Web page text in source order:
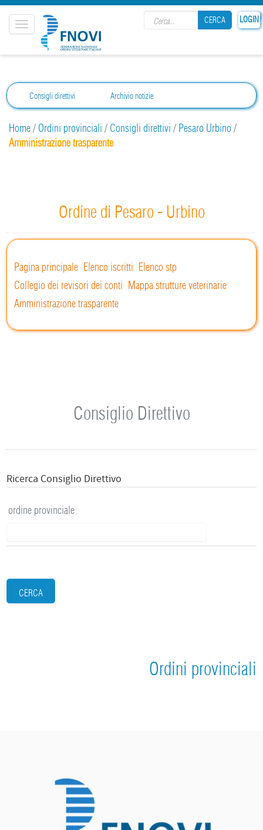
LOGIN
CERCA
CERCA
Toggle
navigation
Consigli direttivi Archivio notizie
Home/ Ordini provinciali / Consigli direttivi / Pesaro Urbino/
Amministrazione trasparente
Ordine di Pesaro - Urbino
Pagina principale Elenco iscritti Elenco stp
Collegio dei revisori dei conti Mappa strutture veterinarie
Amministrazione trasparente
Consiglio Direttivo
Ricerca Consiglio Direttivo
ordine provinciale
CERCA
Ordini provinciali